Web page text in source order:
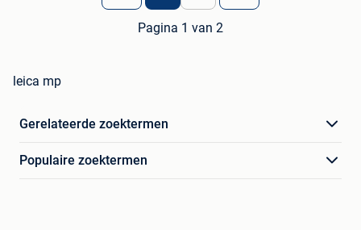
Pagina 1 van 2
leica mp
Gerelateerde zoektermen
Populaire zoektermen